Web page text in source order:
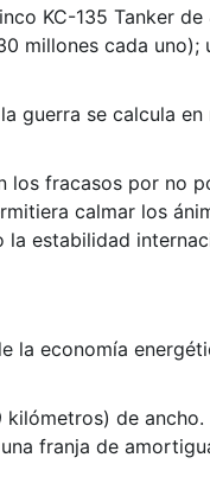
KC-135 Tanker de
millones cada uno);
guerra se calcula en
los fracasos por no
calmar los
la estabilidad
la economía
de ancho.
franja de